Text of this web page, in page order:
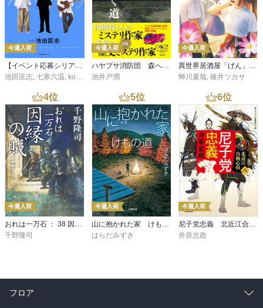
今週入荷
【イベント応募シリアルコード付】池田匡志出演・オーディオフォトブック「あの日」SPECIAL EDITION（音声／動画付）
池田匡志, 七寒六温, konoko58 ,村崎キコ
今週入荷
ハヤブサ消防団 森へつづく道
池井戸潤
今週入荷
異世界居酒屋「げん」三杯目
蝉川夏哉, 碓井ツカサ
4位
今週入荷
おれは一万石 ： 38 因縁の賊
千野隆司
5位
今週入荷
山に抱かれた家 けもの道
はらだみずき
6位
今週入荷
尼子党忠義 北近江合戦心得〈八〉
井原忠政
フロア